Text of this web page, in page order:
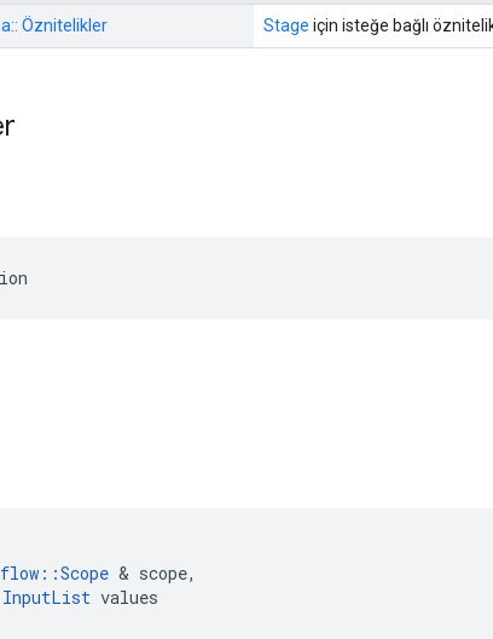
Öznitelikler Stage için isteğe bağlı
::Scope & scope,
InputList values